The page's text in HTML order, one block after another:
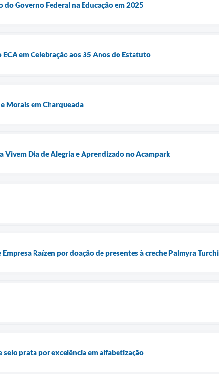
Governo Federal na Educação em 2025
ECA em Celebração aos 35 Anos do Estatuto
Morais em Charqueada
Vivem Dia de Alegria e Aprendizado no Acampark
Empresa Raízen por doação de presentes à creche Palmyra Turchi
selo prata por excelência em alfabetização